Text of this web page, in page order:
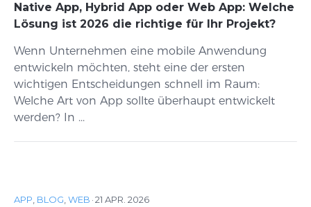
Native App, Hybrid App oder Web App: Welche
Lösung ist 2026 die richtige für Ihr Projekt?
Wenn Unternehmen eine mobile Anwendung
entwickeln möchten, steht eine der ersten
wichtigen Entscheidungen schnell im Raum:
Welche Art von App sollte überhaupt entwickelt
werden? In ...
APP, BLOG,WEB ·21 APR. 2026